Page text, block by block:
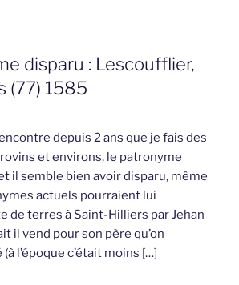
disparu : Lescoufflier,
(77) 1585
depuis 2 ans que je fais des
et environs, le patronyme
il semble bien avoir disparu, même
actuels pourraient lui
de terres à Saint-Hilliers par Jehan
il vend pour son père qu’on
l’époque c’était moins […]